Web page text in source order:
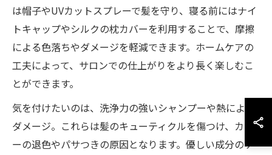
は帽子やUVカットスプレーで髪を守り、寝る前にはナイ
トキャップやシルクの枕カバーを利用することで、摩擦
による色落ちやダメージを軽減できます。ホームケアの
工夫によって、サロンでの仕上がりをより長く楽しむこ
とができます。
気を付けたいのは、洗浄力の強いシャンプーや熱による
ダメージ。これらは髪のキューティクルを傷つけ、カラ
ーの退色やパサつきの原因となります。優しい成分のケ